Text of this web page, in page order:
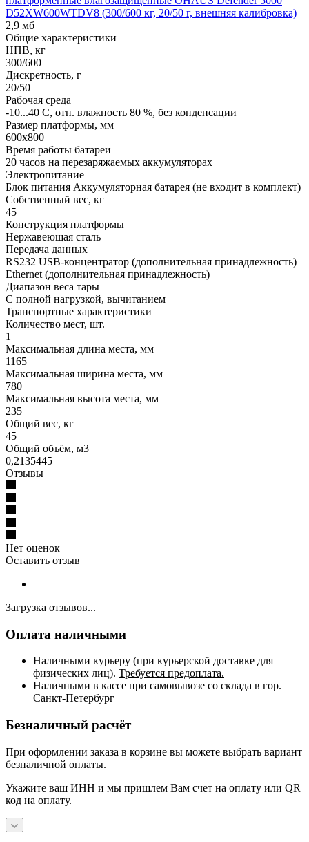
D52XW600WTDV8 (300/600 кг, 20/50 г, внешняя калибровка)
2,9 мб
Общие характеристики
НПВ, кг
300/600
Дискретность, г
20/50
Рабочая среда
-10...40 C, отн. влажность 80 %, без конденсации
Размер платформы, мм
600x800
Время работы батареи
20 часов на перезаряжаемых аккумуляторах
Электропитание
Блок питания Аккумуляторная батарея (не входит в комплект)
Собственный вес, кг
45
Конструкция платформы
Нержавеющая сталь
Передача данных
RS232 USB-концентратор (дополнительная принадлежность)
Ethernet (дополнительная принадлежность)
Диапазон веса тары
С полной нагрузкой, вычитанием
Транспортные характеристики
Количество мест, шт.
1
Максимальная длина места, мм
1165
Максимальная ширина места, мм
780
Максимальная высота места, мм
235
Общий вес, кг
45
Общий объём, м3
0,2135445
Отзывы
Нет оценок
Оставить отзыв
Загрузка отзывов...
Оплата наличными
Наличными курьеру (при курьерской доставке для
физических лиц). Требуется предоплата.
Наличными в кассе при самовывозе со склада в гор.
Санкт-Петербург
Безналичный расчёт
При оформлении заказа в корзине вы можете выбрать вариант
безналичной оплаты.
Укажите ваш ИНН и мы пришлем Вам счет на оплату или QR
код на оплату.